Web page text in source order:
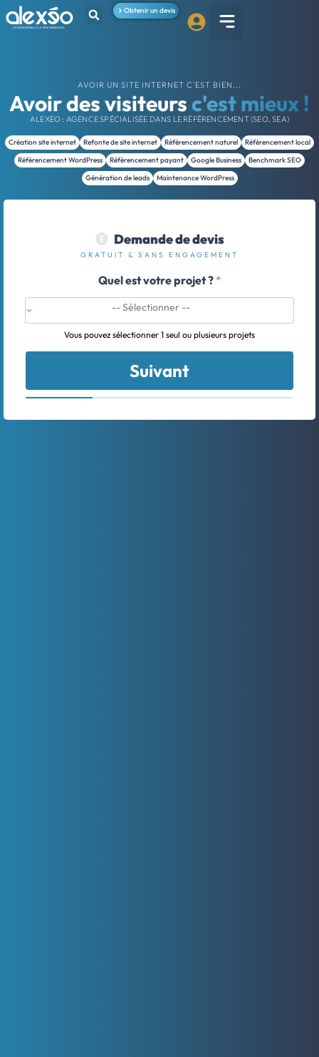
Obtenir un devis
AVOIR UN SITE INTERNET C'EST BIEN...
Avoir des visiteursc'est mieux !
ALEXEO : AGENCE SPÉCIALISÉE DANS LE RÉFÉRENCEMENT (SEO, SEA)
Création site internet Refonte de site internet Référencement naturel
Référencement local
Référencement WordPress
Référencement payant Google Business
Benchmark SEO
Génération de leads
Maintenance WordPress
Demande de devis
GRATUIT & SANS ENGAGEMENT
Quel est votre projet ? *
Vous pouvez sélectionner 1 seul ou plusieurs projets
Suivant